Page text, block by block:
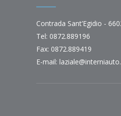
Contrada Sant’Egidio -
Tel: 0872.889196
Fax: 0872.889419
E-mail: